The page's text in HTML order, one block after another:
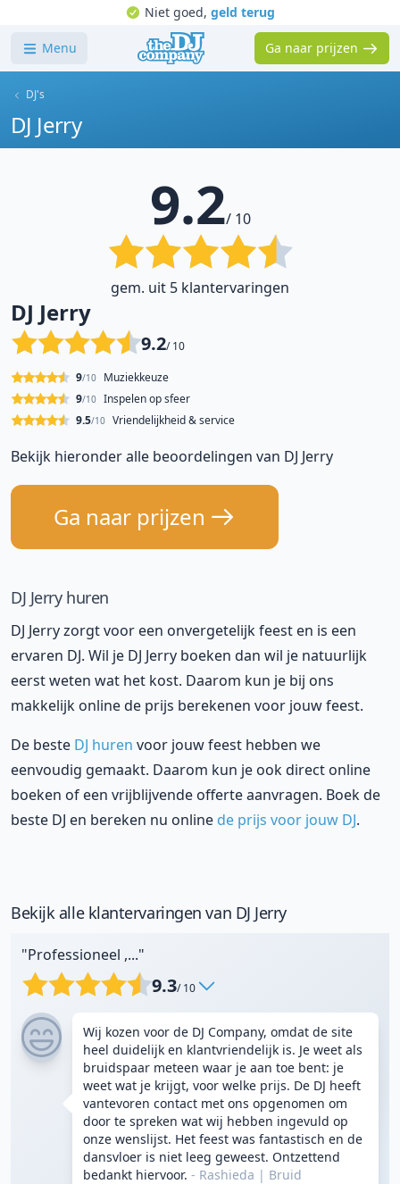
Niet goed, geld terug
Menu Ga naar prijzen
DJ's
DJ Jerry
9.2/ 10
gem. uit 5 klantervaringen
DJ Jerry
9.2/ 10
Muziekkeuze
9/10
Inspelen op sfeer
9/10
Vriendelijkheid & service
9.5/10
Bekijk hieronder alle beoordelingen van DJ Jerry
Ga naar prijzen
DJ Jerry huren
DJ Jerry zorgt voor een onvergetelijk feest en is een
ervaren DJ. Wil je DJ Jerry boeken dan wil je natuurlijk
eerst weten wat het kost. Daarom kun je bij ons
makkelijk online de prijs berekenen voor jouw feest.
De beste DJ huren voor jouw feest hebben we
eenvoudig gemaakt. Daarom kun je ook direct online
boeken of een vrijblijvende offerte aanvragen. Boek de
beste DJ en bereken nu online de prijs voor jouw DJ.
Bekijk alle klantervaringen van DJ Jerry
"Professioneel ,..."
9.3/ 10
Wij kozen voor de DJ Company, omdat de site
heel duidelijk en klantvriendelijk is. Je weet als
bruidspaar meteen waar je aan toe bent: je
weet wat je krijgt, voor welke prijs. De DJ heeft
vantevoren contact met ons opgenomen om
door te spreken wat wij hebben ingevuld op
onze wenslijst. Het feest was fantastisch en de
dansvloer is niet leeg geweest. Ontzettend
bedankt hiervoor. - Rashieda | Bruid